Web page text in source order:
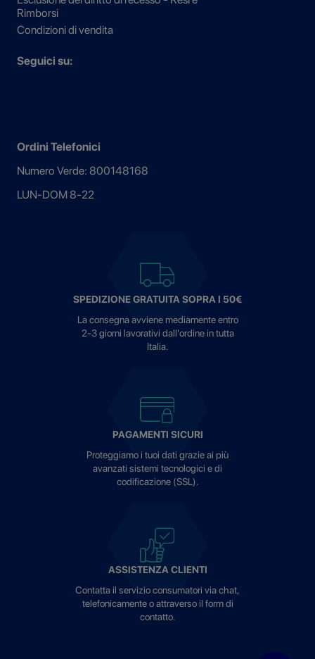
Rimborsi
Condizioni di vendita
Seguici su:
Ordini Telefonici
Numero Verde: 800148168
LUN-DOM 8-22
SPEDIZIONE GRATUITA SOPRA I 50€
La consegna avviene mediamente entro
2-3 giorni lavorativi dall'ordine in tutta
Italia.
PAGAMENTI SICURI
Proteggiamo i tuoi dati grazie ai più
avanzati sistemi tecnologici e di
codificazione (SSL).
ASSISTENZA CLIENTI
Contatta il servizio consumatori via chat,
telefonicamente o attraverso il form di
contatto.